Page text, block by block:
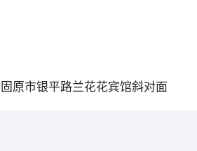
原市银平路兰花花宾馆斜对面